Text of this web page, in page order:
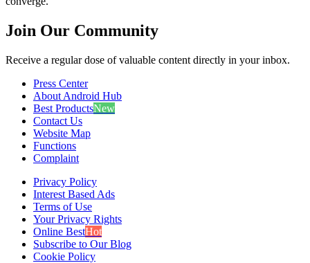
Join Our Community
Receive a regular dose of valuable content directly in your inbox.
Press Center
About Android Hub
Best ProductsNew
Contact Us
Website Map
Functions
Complaint
Privacy Policy
Interest Based Ads
Terms of Use
Your Privacy Rights
Online BestHot
Subscribe to Our Blog
Cookie Policy